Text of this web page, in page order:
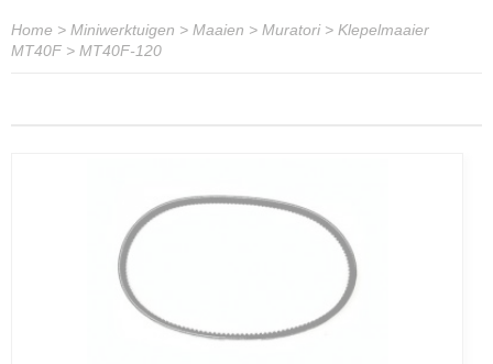
Home > Miniwerktuigen > Maaien > Muratori> Klepelmaaier
MT40F > MT40F-120